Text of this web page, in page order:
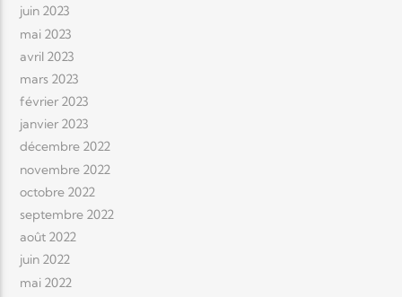
juin 2023
mai 2023
avril 2023
mars 2023
février 2023
janvier 2023
décembre 2022
novembre 2022
octobre 2022
septembre 2022
août 2022
juin 2022
mai 2022